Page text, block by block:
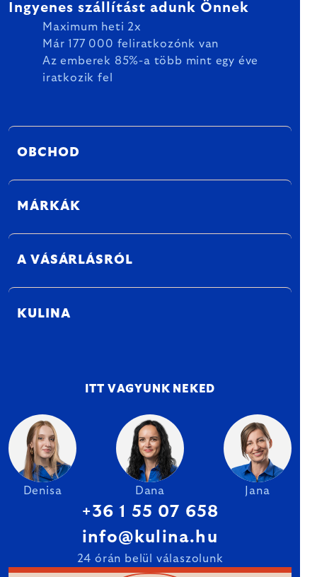
Ingyenes szállítást adunk Önnek
Maximum heti 2x
Már 177 000 feliratkozónk van
Az emberek 85%-a több mint egy éve
iratkozik fel
OBCHOD
MÁRKÁK
A VÁSÁRLÁSRÓL
KULINA
ITT VAGYUNK NEKED
Denisa Dana Jana
+36 1 55 07 658
info@kulina.hu
24 órán belül válaszolunk